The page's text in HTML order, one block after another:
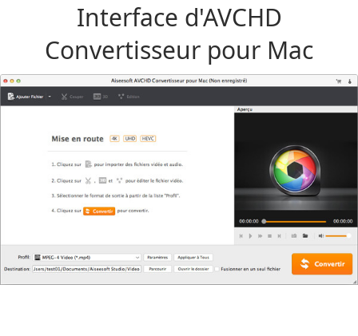
Interface d'AVCHD
Convertisseur pour Mac